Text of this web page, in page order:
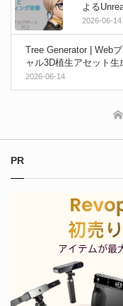
よる
ーの最新
2026-06-14
Tree Generator | Web
ャル3D植生アセット生
gaPlants＆Unityなどに
ン版もあり！
2026-06-14
PR